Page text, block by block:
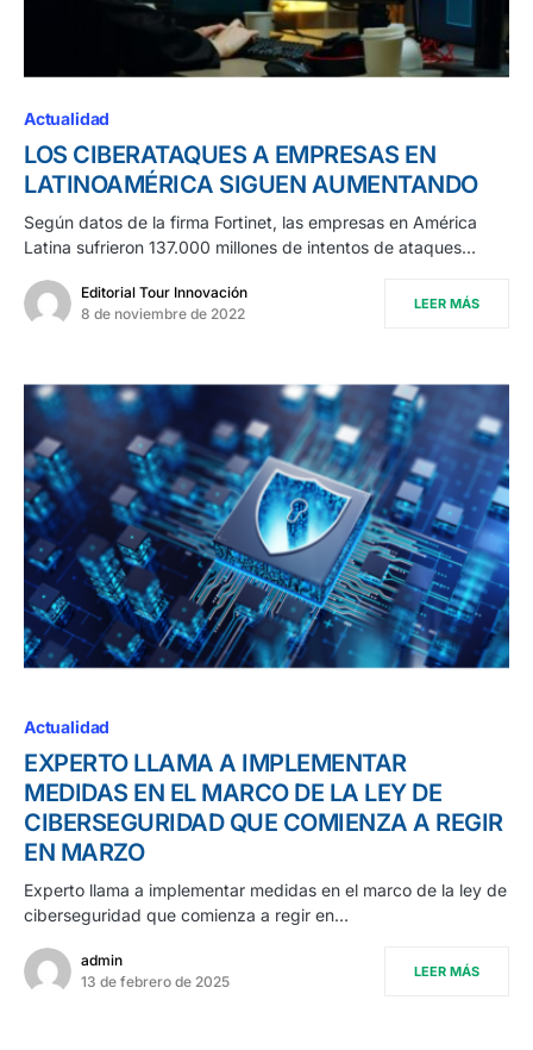
Actualidad
LOS CIBERATAQUES A EMPRESAS EN
LATINOAMÉRICA SIGUEN AUMENTANDO
Según datos de la firma Fortinet, las empresas en América
Latina sufrieron 137.000 millones de intentos de ataques…
Editorial Tour Innovación
8 de noviembre de 2022
LEER MÁS
Actualidad
EXPERTO LLAMA A IMPLEMENTAR
MEDIDAS EN EL MARCO DE LA LEY DE
CIBERSEGURIDAD QUE COMIENZA A REGIR
EN MARZO
Experto llama a implementar medidas en el marco de la ley de
ciberseguridad que comienza a regir en…
admin
13 de febrero de 2025
LEER MÁS